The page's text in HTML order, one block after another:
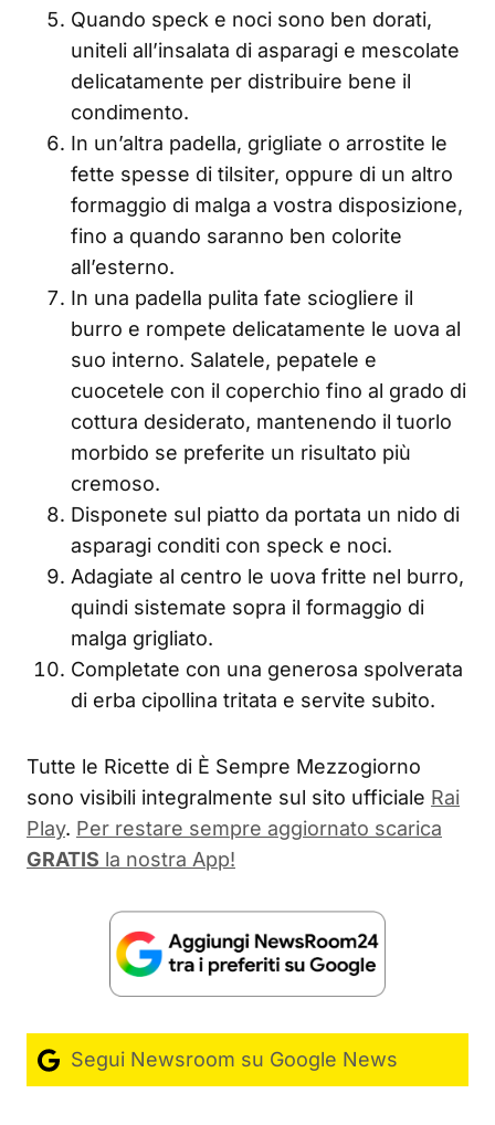
Quando speck e noci sono ben dorati,
uniteli all’insalata di asparagi e mescolate
delicatamente per distribuire bene il
condimento.
In un’altra padella, grigliate o arrostite le
fette spesse di tilsiter, oppure di un altro
formaggio di malga a vostra disposizione,
fino a quando saranno ben colorite
all’esterno.
In una padella pulita fate sciogliere il
burro e rompete delicatamente le uova al
suo interno. Salatele, pepatele e
cuocetele con il coperchio fino al grado di
cottura desiderato, mantenendo il tuorlo
morbido se preferite un risultato più
cremoso.
Disponete sul piatto da portata un nido di
asparagi conditi con speck e noci.
Adagiate al centro le uova fritte nel burro,
quindi sistemate sopra il formaggio di
malga grigliato.
Completate con una generosa spolverata
di erba cipollina tritata e servite subito.
Tutte le Ricette di È Sempre Mezzogiorno
sono visibili integralmente sul sito ufficiale Rai
Play. Per restare sempre aggiornato scarica
GRATIS la nostra App!
Segui Newsroom su Google News